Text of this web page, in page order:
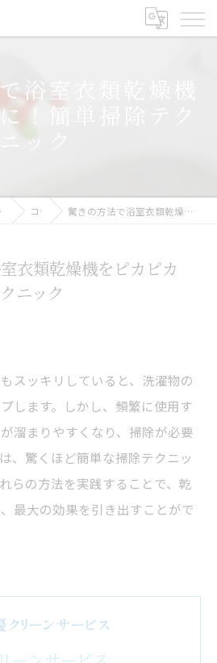
浴室衣類乾燥機
！簡単掃除テク
ニック
ビス コラム 驚きの方法で浴室衣類乾燥機をピカピカに！簡単掃除テクニック
衣類乾燥機をピカピカ
ニック
スッキリしていると、洗濯物の
します。しかし、頻繁に使用す
溜まりやすくなり、掃除が必要
、驚くほど簡単な掃除テクニッ
らの方法を実践することで、乾
最大の効果を引き出すことがで